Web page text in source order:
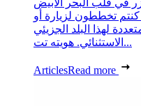
تخططون لزيارة أو
لهذا البلد الجزيئي
الاستثنائي. هويته تت...
ArticlesRead more